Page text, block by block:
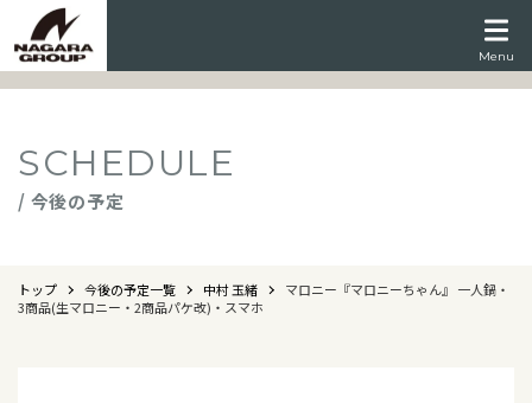
Menu
SCHEDULE
/ 今後の予定
トップ 今後の予定一覧 中村 玉緒
マロニー『マロニーちゃん』 一人鍋・
3商品(生マロニー・2商品パケ改)・スマホ